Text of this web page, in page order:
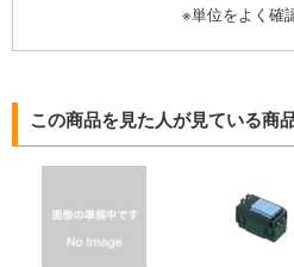
※単位をよく確
この商品を見た人が見ている商